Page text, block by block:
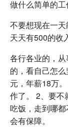
做什么简单的
不要想现在一
天天有500的收
各行各业的，
的，看自己怎
元，年薪18万
作了。 2、要不
吃饭，走到哪
会有保障。